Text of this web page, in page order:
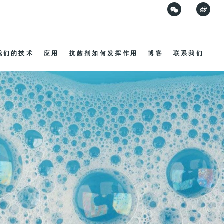
们的技术 应用 抗菌剂如何发挥作用 博客 联系我们